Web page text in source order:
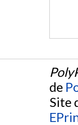
de
Site